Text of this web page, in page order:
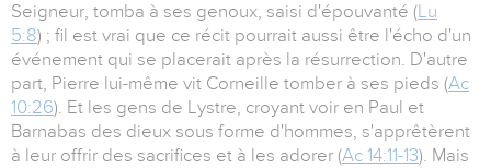
Seigneur, tomba à ses genoux, saisi d'épouvanté (Lu
5:8) ; fil est vrai que ce récit pourrait aussi être l'écho d'un
événement qui se placerait après la résurrection. D'autre
part, Pierre lui-même vit Corneille tomber à ses pieds (Ac
10:26). Et les gens de Lystre, croyant voir en Paul et
Barnabas des dieux sous forme d'hommes, s'apprêtèrent
à leur offrir des sacrifices et à les adorer (Ac 14:11-13). Mais